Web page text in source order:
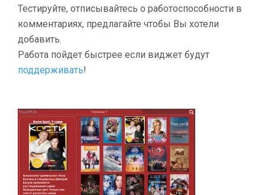
Тестируйте, отписывайтесь о работоспособности в
комментариях, предлагайте чтобы Вы хотели
добавить.
Работа пойдет быстрее если виджет будут
поддерживать!